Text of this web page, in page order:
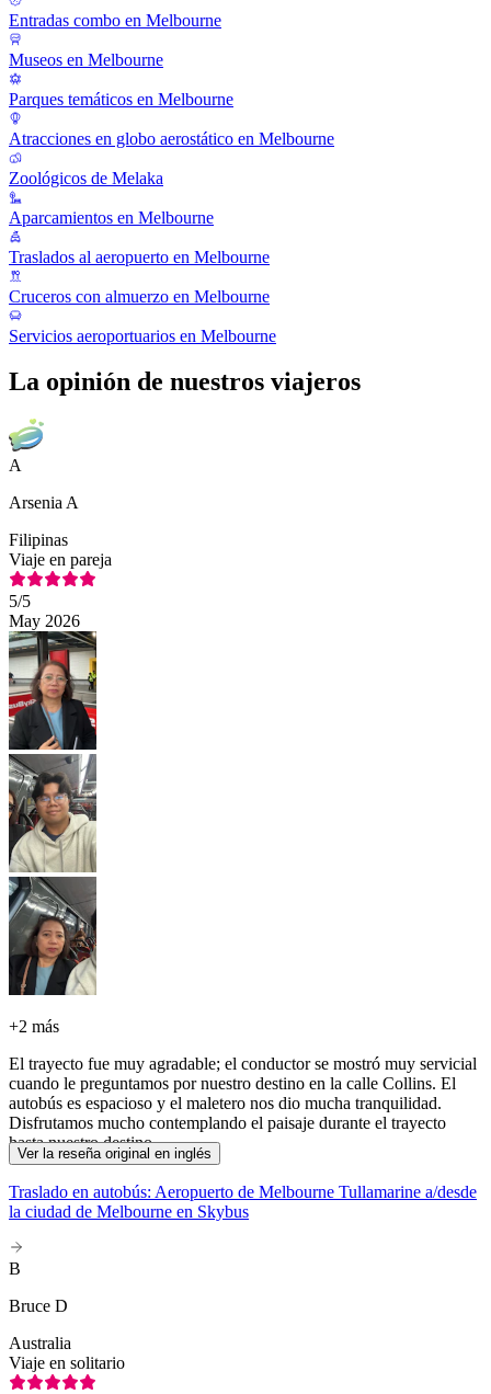
Entradas combo en Melbourne
Museos en Melbourne
Parques temáticos en Melbourne
Atracciones en globo aerostático en Melbourne
Zoológicos de Melaka
Aparcamientos en Melbourne
Traslados al aeropuerto en Melbourne
Cruceros con almuerzo en Melbourne
Servicios aeroportuarios en Melbourne
La opinión de nuestros viajeros
A
Arsenia A
Filipinas
Viaje en pareja
5/5
May 2026
+2 más
El trayecto fue muy agradable; el conductor se mostró muy servicial
cuando le preguntamos por nuestro destino en la calle Collins. El
autobús es espacioso y el maletero nos dio mucha tranquilidad.
Disfrutamos mucho contemplando el paisaje durante el trayecto
hasta nuestro destino.
Ver la reseña original en inglés
Traslado en autobús: Aeropuerto de Melbourne Tullamarine a/desde
la ciudad de Melbourne en Skybus
B
Bruce D
Australia
Viaje en solitario